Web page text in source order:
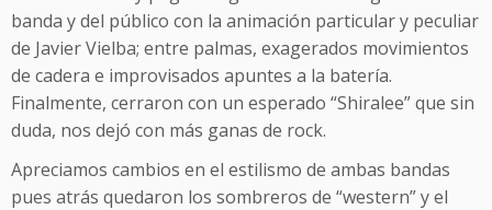
banda y del público con la animación particular y peculiar
de Javier Vielba; entre palmas, exagerados movimientos
de cadera e improvisados apuntes a la batería.
Finalmente, cerraron con un esperado “Shiralee” que sin
duda, nos dejó con más ganas de rock.
Apreciamos cambios en el estilismo de ambas bandas
pues atrás quedaron los sombreros de “western” y el